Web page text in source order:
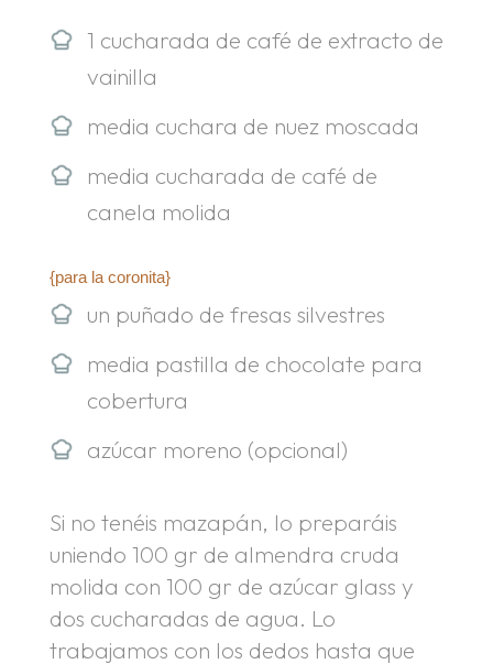
1 cucharada de café de extracto de
vainilla
media cuchara de nuez moscada
media cucharada de café de
canela molida
{para la coronita}
un puñado de fresas silvestres
media pastilla de chocolate para
cobertura
azúcar moreno (opcional)
Si no tenéis mazapán, lo preparáis
uniendo 100 gr de almendra cruda
molida con 100 gr de azúcar glass y
dos cucharadas de agua. Lo
trabajamos con los dedos hasta que